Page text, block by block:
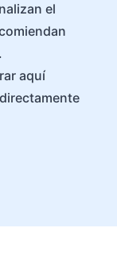
el
aquí